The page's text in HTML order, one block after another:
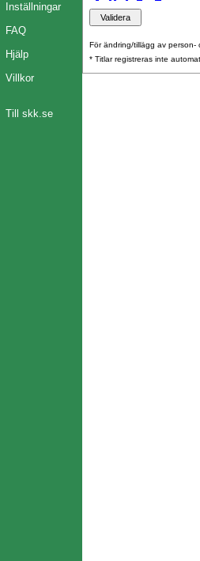
Inställningar
FAQ
Hjälp
Villkor
Till skk.se
För ändring/tillägg av
* Titlar registreras inte